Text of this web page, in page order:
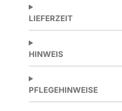
LIEFERZEIT
HINWEIS
PFLEGEHINWEISE